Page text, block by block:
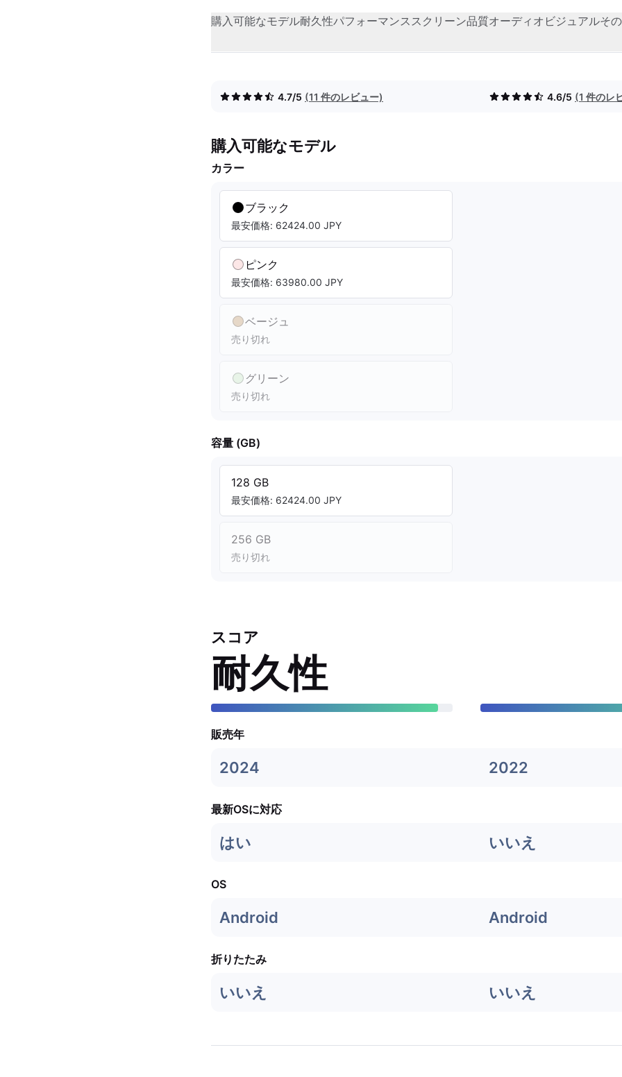
購入可能なモデル耐久性パフォーマンススクリーン品質オーディオビジュアルそ
4.7/5 (11 件のレビュー) 4.6/5 (1 件のレ
購入可能なモデル
カラー
ブラック
最安価格: 62424.00 JPY
ピンク
最安価格: 63980.00 JPY
ベージュ
売り切れ
グリーン
売り切れ
容量 (GB)
128 GB
最安価格: 62424.00 JPY
256 GB
売り切れ
スコア
耐久性
販売年
2024 2022
最新OSに対応
はい いいえ
OS
Android Android
折りたたみ
いいえ いいえ